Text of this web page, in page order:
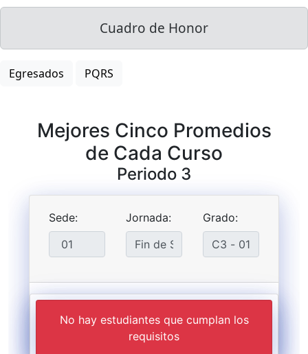
Cuadro de Honor
Egresados PQRS